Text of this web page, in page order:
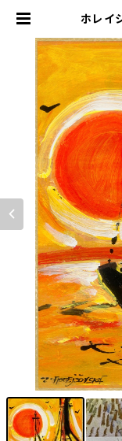
ホレイ
トアク